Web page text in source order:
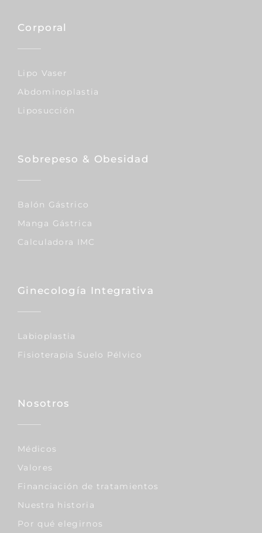
Corporal
Lipo Vaser
Abdominoplastia
Liposucción
Sobrepeso & Obesidad
Balón Gástrico
Manga Gástrica
Calculadora IMC
Ginecología Integrativa
Labioplastia
Fisioterapia Suelo Pélvico
Nosotros
Médicos
Valores
Financiación de tratamientos
Nuestra historia
Por qué elegirnos